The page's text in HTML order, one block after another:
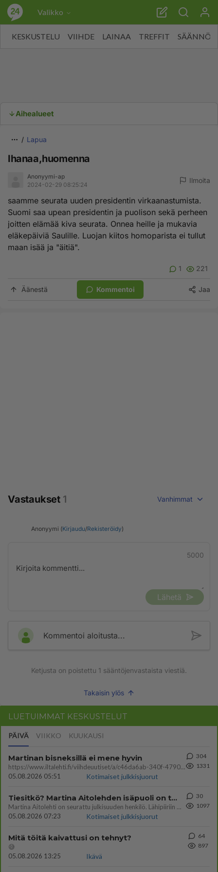
Valikko
KESKUSTELU VIIHDE LAINAA TREFFIT SÄÄNNÖT
Aihealueet
Lapua
Ihanaa,huomenna
Anonyymi-ap
2024-02-29 08:25:24
Ilmoita
saamme seurata uuden presidentin virkaanastumista.
Suomi saa upean presidentin ja puolison sekä perheen
joitten elämää kiva seurata. Onnea heille ja mukavia
eläkepäiviä Saulille. Luojan kiitos homoparista ei tullut
maan isää ja "äitiä".
1 221
Äänestä Kommentoi Jaa
Vastaukset 1 Vanhimmat
Anonyymi (Kirjaudu/Rekisteröidy)
5000
Lähetä
Kommentoi aloitusta...
Ketjusta on poistettu 1 sääntöjenvastaista viestiä.
Takaisin ylös
LUETUIMMAT KESKUSTELUT
PÄIVÄ VIIKKO KUUKAUSI
Martinan bisneksillä ei mene hyvin
https://www.iltalehti.fi/viihdeuutiset/a/c46da6ab-340f-4790-aaa7-0865eed2336 Yrityksen konkurssihakemus on tullut kärä
05.08.2026 05:51
Kotimaiset julkkisjuorut
304
1331
Tiesitkö? Martina Aitolehden isäpuoli on tämä suosittu laulaja
Martina Aitolehti on seurattu julkisuuden henkilö. Lähipiiriin mahtuu muitakin tunnettuja henkilöitä. Tiesitkö, että Ma
05.08.2026 07:23
Kotimaiset julkkisjuorut
30
1097
Mitä töitä kaivattusi on tehnyt?
😅
05.08.2026 13:25
Ikävä
64
897